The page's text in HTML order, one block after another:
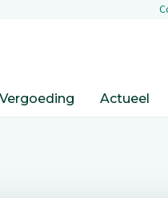
Vergoeding Actueel